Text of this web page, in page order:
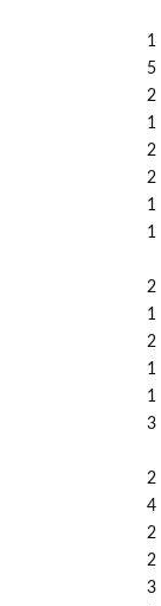
1
5
2
1
2
2
1
1
2
1
2
1
1
3
2
4
2
2
3